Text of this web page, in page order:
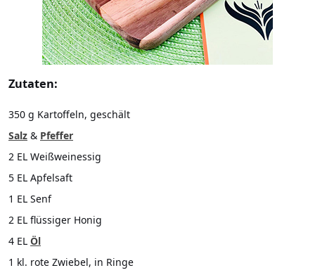
Zutaten:
350 g Kartoffeln, geschält
Salz & Pfeffer
2 EL Weißweinessig
5 EL Apfelsaft
1 EL Senf
2 EL flüssiger Honig
4 EL Öl
1 kl. rote Zwiebel, in Ringe